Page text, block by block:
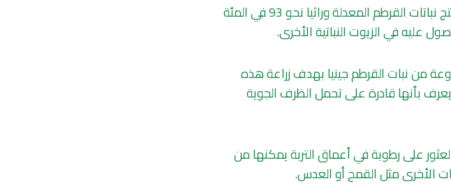
وجاءت نتائج الأبحاث في هندسة النبات جينيا مبشرة، إذا تنتج نباتات القرطم المعدلة وراثيا نحو 93 في المئة
في الزيوت النباتية الأخرى.
من نبات القرطم جينيا بهدف زراعة هذه
بأنها قادرة على تحمل الظرف الجوية
على رطوبة في أعماق التربة يمكنها من
الأخرى مثل القمح أو العدس.